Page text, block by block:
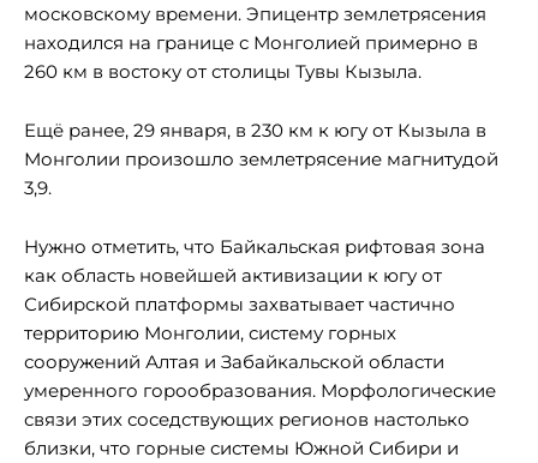
московскому времени. Эпицентр землетрясения
находился на границе с Монголией примерно в
260 км в востоку от столицы Тувы Кызыла.
Ещё ранее, 29 января, в 230 км к югу от Кызыла в
Монголии произошло землетрясение магнитудой
3,9.
Нужно отметить, что Байкальская рифтовая зона
как область новейшей активизации к югу от
Сибирской платформы захватывает частично
территорию Монголии, систему горных
сооружений Алтая и Забайкальской области
умеренного горообразования. Морфологические
связи этих соседствующих регионов настолько
близки, что горные системы Южной Сибири и